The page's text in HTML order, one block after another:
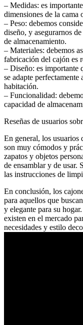
– Medidas: es
dimensiones de la cama
– Peso: debemos
diseño, y asegurarnos
de almacenamiento.
– Materiales: debemos
fabricación del cajón es
– Diseño: es importante
se adapte
habitación.
– Funcionalidad:
capacidad de
Reseñas de usuarios
En general, los usuarios
son muy cómodos y
zapatos y objetos
de ensamblar y de usar.
las instrucciones de
En conclusión, los
para aquellos que
y elegante para su
existen en el mercado
necesidades y estilo